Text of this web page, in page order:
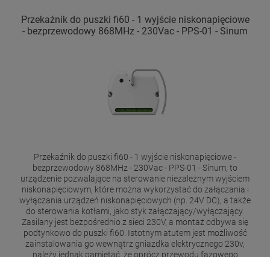
Przekaźnik do puszki fi60 - 1 wyjście niskonapięciowe
- bezprzewodowy 868MHz - 230Vac - PPS-01 - Sinum
Przekaźnik do puszki fi60 - 1 wyjście niskonapięciowe -
bezprzewodowy 868MHz - 230Vac - PPS-01 - Sinum, to
urządzenie pozwalające na sterowanie niezależnym wyjściem
niskonapięciowym, które można wykorzystać do załączania i
wyłączania urządzeń niskonapięciowych (np. 24V DC), a także
do sterowania kotłami, jako styk załączający/wyłączający.
Zasilany jest bezpośrednio z sieci 230V, a montaż odbywa się
podtynkowo do puszki fi60. Istotnym atutem jest możliwość
zainstalowania go wewnątrz gniazdka elektrycznego 230v,
należy jednak pamiętać, że oprócz przewodu fazowego